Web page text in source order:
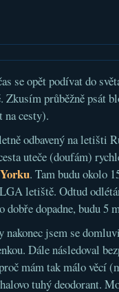
se opět podívat do
Zkusím průběžně psát
cesty).
odbavený na letišti
uteče (doufám)
. Tam budu okolo
letiště. Odtud
dopadne, budu 5
nakonec jsem se
Dále následoval
mám tak málo věcí
tuhý deodorant.